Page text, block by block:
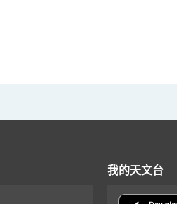
我的天文台